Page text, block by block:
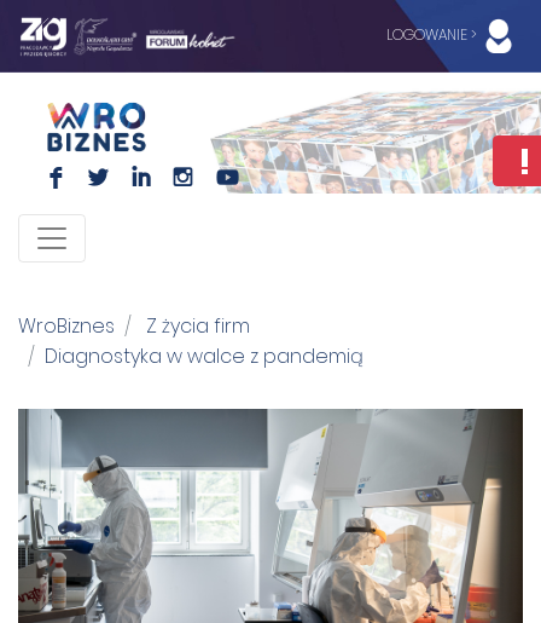
LOGOWANIE >
F L I I
WroBiznes
Z życia firm
Diagnostyka w walce z pandemią